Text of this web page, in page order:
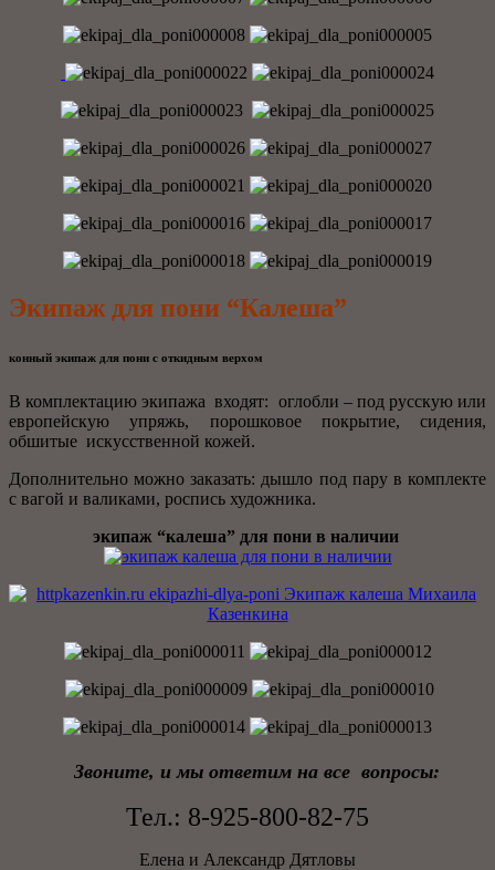
Экипаж для пони “Калеша”
конный экипаж для пони с откидным верхом
В комплектацию экипажа входят: оглобли – под русскую или
европейскую упряжь, порошковое покрытие, сидения,
обшитые искусственной кожей.
Дополнительно можно заказать: дышло под пару в комплекте
с вагой и валиками, роспись художника.
экипаж “калеша” для пони в наличии
Звоните, и мы ответим на все вопросы:
Тел.: 8-925-800-82-75
Елена и Александр Дятловы